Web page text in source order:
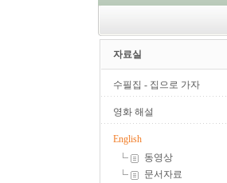
자료실
수필집 - 집으로 가자
영화 해설
English
동영상
문서자료